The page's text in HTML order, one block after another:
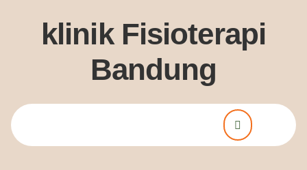
klinik Fisioterapi
Bandung